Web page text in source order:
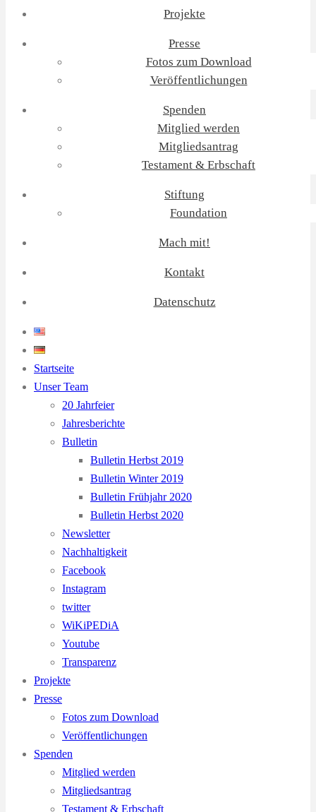
Projekte
Presse
Fotos zum Download
Veröffentlichungen
Spenden
Mitglied werden
Mitgliedsantrag
Testament & Erbschaft
Stiftung
Foundation
Mach mit!
Kontakt
Datenschutz
Startseite
Unser Team
20 Jahrfeier
Jahresberichte
Bulletin
Bulletin Herbst 2019
Bulletin Winter 2019
Bulletin Frühjahr 2020
Bulletin Herbst 2020
Newsletter
Nachhaltigkeit
Facebook
Instagram
twitter
WiKiPEDiA
Youtube
Transparenz
Projekte
Presse
Fotos zum Download
Veröffentlichungen
Spenden
Mitglied werden
Mitgliedsantrag
Testament & Erbschaft